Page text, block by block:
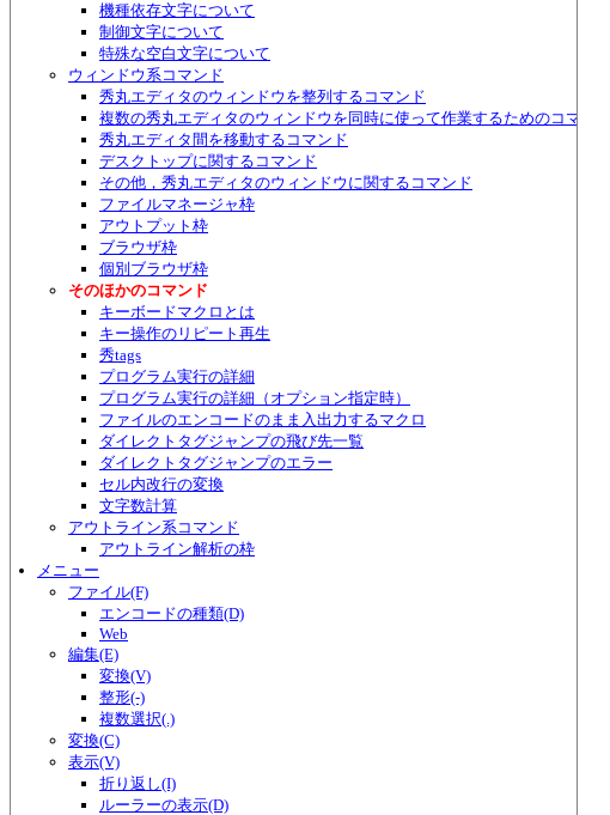
機種依存文字について
制御文字について
特殊な空白文字について
ウィンドウ系コマンド
秀丸エディタのウィンドウを整列するコマンド
複数の秀丸エディタのウィンドウを同時に使って作業するためのコマンド
秀丸エディタ間を移動するコマンド
デスクトップに関するコマンド
その他，秀丸エディタのウィンドウに関するコマンド
ファイルマネージャ枠
アウトプット枠
ブラウザ枠
個別ブラウザ枠
そのほかのコマンド
キーボードマクロとは
キー操作のリピート再生
秀tags
プログラム実行の詳細
プログラム実行の詳細（オプション指定時）
ファイルのエンコードのまま入出力するマクロ
ダイレクトタグジャンプの飛び先一覧
ダイレクトタグジャンプのエラー
セル内改行の変換
文字数計算
アウトライン系コマンド
アウトライン解析の枠
メニュー
ファイル(F)
エンコードの種類(D)
Web
編集(E)
変換(V)
整形(-)
複数選択(.)
変換(C)
表示(V)
折り返し(I)
ルーラーの表示(D)